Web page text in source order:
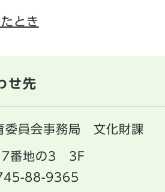
とき
せ先
委員会事務局 文化財課
番地の3 3F
88-9365